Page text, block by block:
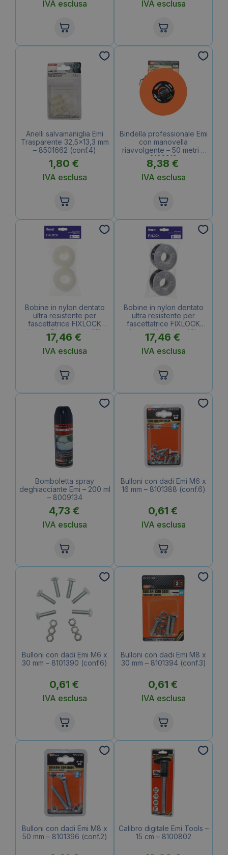
IVA esclusa IVA esclusa
Anelli salvamaniglia Emi
Trasparente 32,5×13,3 mm
– 8501662 (conf.4)
1,80 €
IVA esclusa
Bindella professionale Emi
con manovella
riavvolgente – 50 metri –
8103919
8,38 €
IVA esclusa
Bobine in nylon dentato
ultra resistente per
fascettatrice FIXLOCK
Iternet Bianco (conf.2)
17,46 €
IVA esclusa
Bobine in nylon dentato
ultra resistente per
fascettatrice FIXLOCK
Iternet Nera (conf.2)
17,46 €
IVA esclusa
Bomboletta spray
deghiacciante Emi – 200 ml
– 8009134
4,73 €
IVA esclusa
Bulloni con dadi Emi M6 x
16 mm – 8101388 (conf.6)
0,61 €
IVA esclusa
Bulloni con dadi Emi M6 x
30 mm – 8101390 (conf.6)
0,61 €
IVA esclusa
Bulloni con dadi Emi M8 x
30 mm – 8101394 (conf.3)
0,61 €
IVA esclusa
Bulloni con dadi Emi M8 x
50 mm – 8101396 (conf.2)
Calibro digitale Emi Tools –
15 cm – 8100802